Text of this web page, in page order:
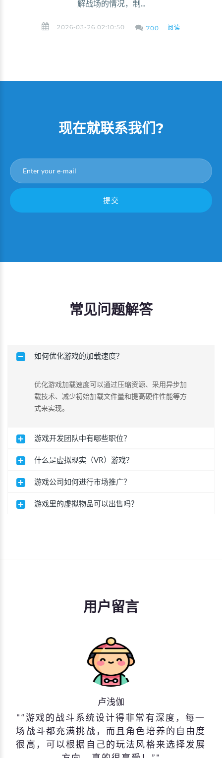
解战场的情况，制...
2026-03-26 02:10:50 700 阅读
现在就联系我们?
提交
常见问题解答
如何优化游戏的加载速度？
优化游戏加载速度可以通过压缩资源、采用异步加
载技术、减少初始加载文件量和提高硬件性能等方
式来实现。
游戏开发团队中有哪些职位？
什么是虚拟现实（VR）游戏？
游戏公司如何进行市场推广？
游戏里的虚拟物品可以出售吗？
用户留言
卢浅伽
“游戏的战斗系统设计得非常有深度，每一
场战斗都充满挑战，而且角色培养的自由度
很高，可以根据自己的玩法风格来选择发展